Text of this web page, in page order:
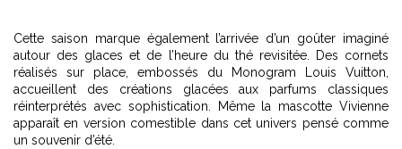
Cette saison marque également l’arrivée d’un goûter imaginé
autour des glaces et de l’heure du thé revisitée. Des cornets
réalisés sur place, embossés du Monogram Louis Vuitton,
accueillent des créations glacées aux parfums classiques
réinterprétés avec sophistication. Même la mascotte Vivienne
apparaît en version comestible dans cet univers pensé comme
un souvenir d’été.